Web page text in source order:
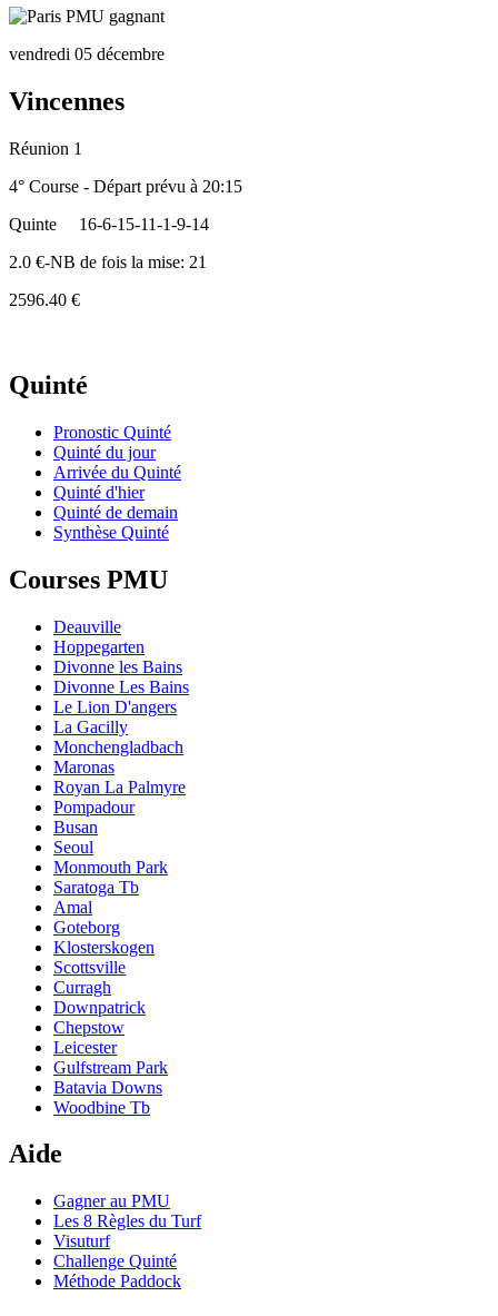
vendredi 05 décembre
Vincennes
Réunion 1
4° Course - Départ prévu à 20:15
Quinte
16-6-15-11-1-9-14
2.0 €-NB de fois la mise: 21
2596.40 €
Quinté
Pronostic Quinté
Quinté du jour
Arrivée du Quinté
Quinté d'hier
Quinté de demain
Synthèse Quinté
Courses PMU
Deauville
Hoppegarten
Divonne les Bains
Divonne Les Bains
Le Lion D'angers
La Gacilly
Monchengladbach
Maronas
Royan La Palmyre
Pompadour
Busan
Seoul
Monmouth Park
Saratoga Tb
Amal
Goteborg
Klosterskogen
Scottsville
Curragh
Downpatrick
Chepstow
Leicester
Gulfstream Park
Batavia Downs
Woodbine Tb
Aide
Gagner au PMU
Les 8 Règles du Turf
Visuturf
Challenge Quinté
Méthode Paddock